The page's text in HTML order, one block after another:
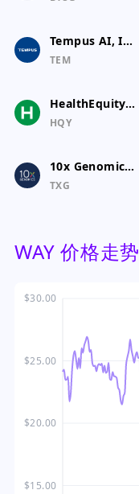
Tempus AI, Inc. Class A Common Stock
TEM
HealthEquity, Inc
HQY
10x Genomics, Inc. Class A Common Stock
TXG
WAY 价格走势
$15.00
$20.00
$25.00
$30.00